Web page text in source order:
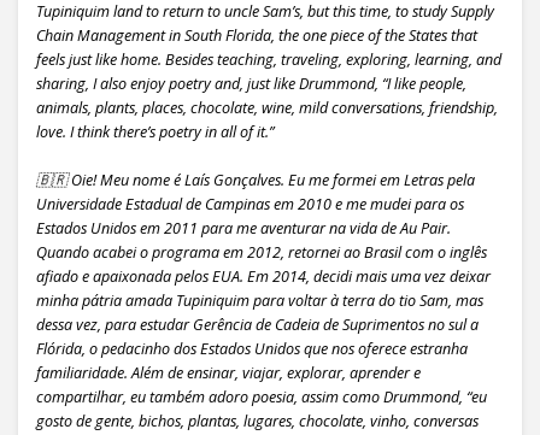
Tupiniquim land to return to uncle Sam’s, but this time, to study Supply
Chain Management in South Florida, the one piece of the States that
feels just like home. Besides teaching, traveling, exploring, learning, and
sharing, I also enjoy poetry and, just like Drummond, “I like people,
animals, plants, places, chocolate, wine, mild conversations, friendship,
love. I think there’s poetry in all of it.”
🇧🇷 Oie! Meu nome é Laís Gonçalves. Eu me formei em Letras pela
Universidade Estadual de Campinas em 2010 e me mudei para os
Estados Unidos em 2011 para me aventurar na vida de Au Pair.
Quando acabei o programa em 2012, retornei ao Brasil com o inglês
afiado e apaixonada pelos EUA. Em 2014, decidi mais uma vez deixar
minha pátria amada Tupiniquim para voltar à terra do tio Sam, mas
dessa vez, para estudar Gerência de Cadeia de Suprimentos no sul a
Flórida, o pedacinho dos Estados Unidos que nos oferece estranha
familiaridade. Além de ensinar, viajar, explorar, aprender e
compartilhar, eu também adoro poesia, assim como Drummond, “eu
gosto de gente, bichos, plantas, lugares, chocolate, vinho, conversas